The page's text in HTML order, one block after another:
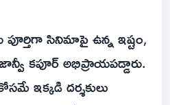
పూర్తిగా సినిమాపై ఉన్న ఇష్టం,
జాన్వీ కపూర్ అభిప్రాయపడ్డారు.
ఇక్కడి దర్శకులు